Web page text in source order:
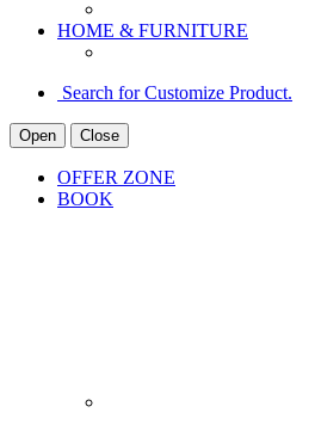
HOME & FURNITURE
Search for Customize Product.
Open Close
OFFER ZONE
BOOK